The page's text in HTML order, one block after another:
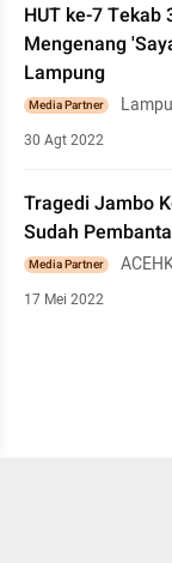
HUT ke-7 Tekab
Mengenang
Lampung
Media Partner
30 Agt 2022
Tragedi Jambo
Sudah
Media Partner
17 Mei 2022